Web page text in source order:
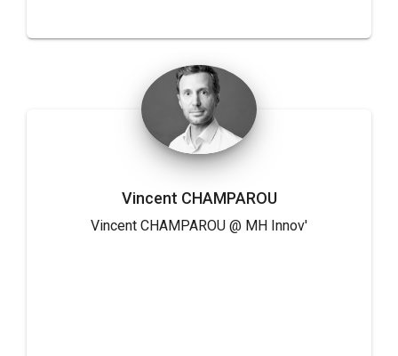
Vincent CHAMPAROU
Vincent CHAMPAROU @ MH Innov'